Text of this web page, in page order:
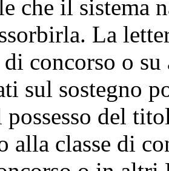
che il sistema
La
di concorso o
sul sostegno
del
alla classe di